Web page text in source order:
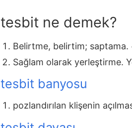
tesbit ne demek?
Belirtme, belirtim; saptama.
Sağlam olarak yerleştirme.
tesbit banyosu
pozlandırılan klişenin